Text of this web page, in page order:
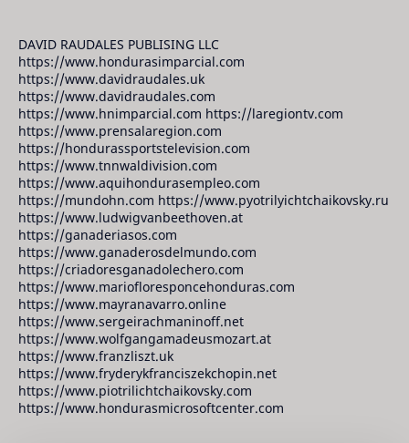
DAVID RAUDALES PUBLISING LLC
https://www.hondurasimparcial.com
https://www.davidraudales.uk
https://www.davidraudales.com
https://www.hnimparcial.com https://laregiontv.com
https://www.prensalaregion.com
https://hondurassportstelevision.com
https://www.tnnwaldivision.com
https://www.aquihondurasempleo.com
https://mundohn.com https://www.pyotrilyichtchaikovsky.ru
https://www.ludwigvanbeethoven.at
https://ganaderiasos.com
https://www.ganaderosdelmundo.com
https://criadoresganadolechero.com
https://www.mariofloresponcehonduras.com
https://www.mayranavarro.online
https://www.sergeirachmaninoff.net
https://www.wolfgangamadeusmozart.at
https://www.franzliszt.uk
https://www.fryderykfranciszekchopin.net
https://www.piotrilichtchaikovsky.com
https://www.hondurasmicrosoftcenter.com